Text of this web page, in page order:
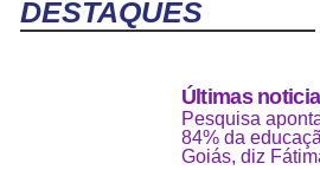
DESTAQUES
Últimas
Pesquisa
84% da
Goiás, diz